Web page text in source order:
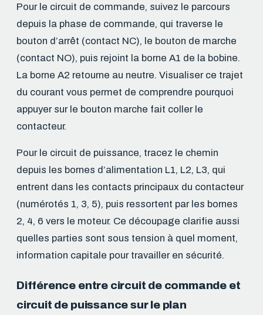
Pour le circuit de commande, suivez le parcours
depuis la phase de commande, qui traverse le
bouton d’arrêt (contact NC), le bouton de marche
(contact NO), puis rejoint la borne A1 de la bobine.
La borne A2 retourne au neutre. Visualiser ce trajet
du courant vous permet de comprendre pourquoi
appuyer sur le bouton marche fait coller le
contacteur.
Pour le circuit de puissance, tracez le chemin
depuis les bornes d’alimentation L1, L2, L3, qui
entrent dans les contacts principaux du contacteur
(numérotés 1, 3, 5), puis ressortent par les bornes
2, 4, 6 vers le moteur. Ce découpage clarifie aussi
quelles parties sont sous tension à quel moment,
information capitale pour travailler en sécurité.
Différence entre circuit de commande et
circuit de puissance sur le plan